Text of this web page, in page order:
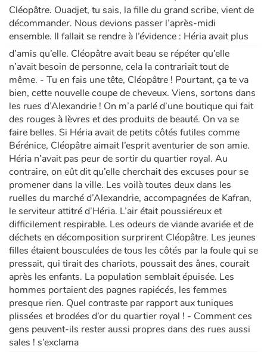
Cléopâtre. Ouadjet, tu sais, la fille du grand scribe, vient de
décommander. Nous devions passer l’après-midi
ensemble. Il fallait se rendre à l’évidence : Héria avait plus
d’amis qu’elle. Cléopâtre avait beau se répéter qu’elle
n’avait besoin de personne, cela la contrariait tout de
même. - Tu en fais une tête, Cléopâtre ! Pourtant, ça te va
bien, cette nouvelle coupe de cheveux. Viens, sortons dans
les rues d’Alexandrie ! On m’a parlé d’une boutique qui fait
des rouges à lèvres et des produits de beauté. On va se
faire belles. Si Héria avait de petits côtés futiles comme
Bérénice, Cléopâtre aimait l’esprit aventurier de son amie.
Héria n’avait pas peur de sortir du quartier royal. Au
contraire, on eût dit qu’elle cherchait des excuses pour se
promener dans la ville. Les voilà toutes deux dans les
ruelles du marché d’Alexandrie, accompagnées de Kafran,
le serviteur attitré d’Héria. L’air était poussiéreux et
difficilement respirable. Les odeurs de viande avariée et de
déchets en décomposition surprirent Cléopâtre. Les jeunes
filles étaient bousculées de tous les côtés par la foule qui se
pressait, qui tirait des chariots, poussait des ânes, courait
après les enfants. La population semblait épuisée. Les
hommes portaient des pagnes rapiécés, les femmes
presque rien. Quel contraste par rapport aux tuniques
plissées et brodées d’or du quartier royal ! - Comment ces
gens peuvent-ils rester aussi propres dans des rues aussi
sales ! s’exclama